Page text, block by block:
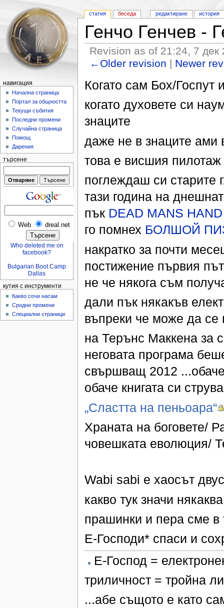
Генчо Генчев -
Revision as of 21:24, 7
←Older revision | Newer
Когато сам Бох/Госпут
когато духовете си
знаците
даже не в знаците ами
това е висшия пилотаж
поглеждаш си старите
тази година на
пък DEAD MANS HAND
го помнех БОЛШОЙ
накратко за почти
постижение първия
не че някога съм
дали пък някакъв
въпреки че може да се
на Терънс Маккена за
неговата програма
свършващ 2012
обаче книгата си
„Сластта на пеньоара“
Храната на боговете/
човешката еволюция/
Wabi sabi е хаосът
какво тук значи
прашинки и пера сме в
Е-Господи* спаси и
Е-Господ =
триличност = тройна
...абе същото е като
статия беседа редактиране история
навигация
Начална страница
Портал за общността
Текущи събития
Последни промени
Случайна страница
Помощ
Дарения
търсене
Web dreal.net
Who deleted me on
facebook?
Bulgarian Boot Camp
Dallas
кутия с инструменти
Какво сочи насам
Сродни промени
Специални страници